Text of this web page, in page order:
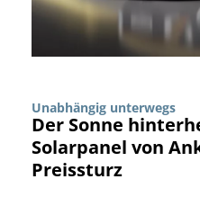
Unabhängig unterwegs
Der Sonne
Solarpanel von
Preissturz